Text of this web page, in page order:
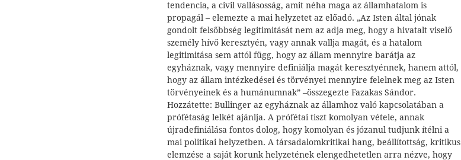
tendencia, a civil vallásosság, amit néha maga az államhatalom is
propagál – elemezte a mai helyzetet az előadó. „Az Isten által jónak
gondolt felsőbbség legitimitását nem az adja meg, hogy a hivatalt viselő
személy hívő keresztyén, vagy annak vallja magát, és a hatalom
legitimitása sem attól függ, hogy az állam mennyire barátja az
egyháznak, vagy mennyire definiálja magát keresztyénnek, hanem attól,
hogy az állam intézkedései és törvényei mennyire felelnek meg az Isten
törvényeinek és a humánumnak” –összegezte Fazakas Sándor.
Hozzátette: Bullinger az egyháznak az államhoz való kapcsolatában a
prófétaság lelkét ajánlja. A prófétai tiszt komolyan vétele, annak
újradefiniálása fontos dolog, hogy komolyan és józanul tudjunk ítélni a
mai politikai helyzetben. A társadalomkritikai hang, beállítottság, kritikus
elemzése a saját korunk helyzetének elengedhetetlen arra nézve, hogy